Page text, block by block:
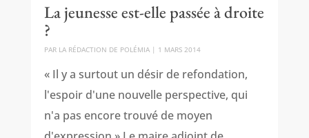
La jeunesse est-elle passée à droite
?
PAR LA RÉDACTION DE POLÉMIA| 1 MARS 2014
« Il y a surtout un désir de refondation,
l'espoir d'une nouvelle perspective, qui
n'a pas encore trouvé de moyen